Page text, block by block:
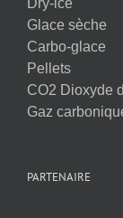
Glace sèche
Carbo-glace
Pellets
CO2 Dioxyde
Gaz
PARTENAIRE